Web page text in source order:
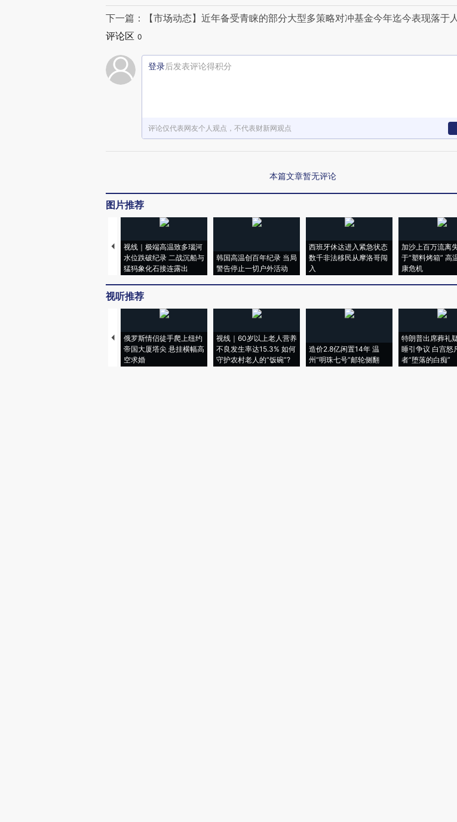
下一篇：【市场动态】近年备受青睐的部分大型多策略对冲基金今年迄今表现落于
评论区 0
登录后发表评论得积分
评论仅代表网友个人观点，不代表财新网观点
本篇文章暂无评论
图片推荐
视线｜极端高温致多瑙河
水位跌破纪录 二战沉船与
猛犸象化石接连露出
韩国高温创百年纪录 当局
警告停止一切户外活动
西班牙休达进入紧急状态
数千非法移民从摩洛哥闯
入
加沙上百万流离
于“塑料烤箱” 高
康危机
视听推荐
俄罗斯情侣徒手爬上纽约
帝国大厦塔尖 悬挂横幅高
空求婚
视线｜60岁以上老人营养
不良发生率达15.3% 如何
守护农村老人的“饭碗”?
造价2.8亿闲置14年 温
州“明珠七号”邮轮侧翻
特朗普出席葬礼
睡引争议 白宫怒
者“堕落的白痴”